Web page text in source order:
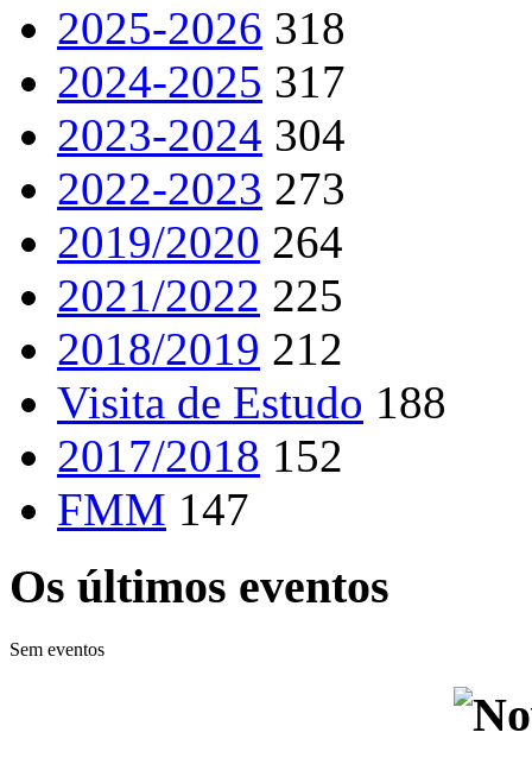
2025-2026 318
2024-2025 317
2023-2024 304
2022-2023 273
2019/2020 264
2021/2022 225
2018/2019 212
Visita de Estudo 188
2017/2018 152
FMM 147
Os últimos eventos
Sem eventos